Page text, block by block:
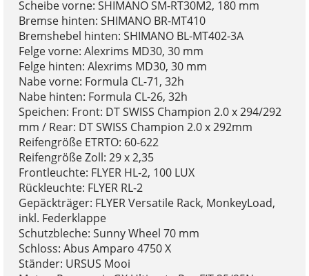
Scheibe vorne: SHIMANO SM-RT30M2, 180 mm
Bremse hinten: SHIMANO BR-MT410
Bremshebel hinten: SHIMANO BL-MT402-3A
Felge vorne: Alexrims MD30, 30 mm
Felge hinten: Alexrims MD30, 30 mm
Nabe vorne: Formula CL-71, 32h
Nabe hinten: Formula CL-26, 32h
Speichen: Front: DT SWISS Champion 2.0 x 294/292
mm / Rear: DT SWISS Champion 2.0 x 292mm
Reifengröße ETRTO: 60-622
Reifengröße Zoll: 29 x 2,35
Frontleuchte: FLYER HL-2, 100 LUX
Rückleuchte: FLYER RL-2
Gepäckträger: FLYER Versatile Rack, MonkeyLoad,
inkl. Federklappe
Schutzbleche: Sunny Wheel 70 mm
Schloss: Abus Amparo 4750 X
Ständer: URSUS Mooi